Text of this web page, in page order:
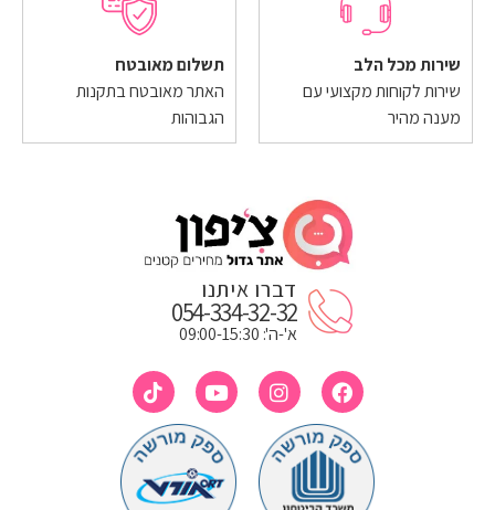
שירות מכל הלב
שירות לקוחות מקצועי עם
מענה מהיר
תשלום מאובטח
האתר מאובטח בתקנות
הגבוהות
דברו איתנו
054-334-32-32
א'-ה': 09:00-15:30